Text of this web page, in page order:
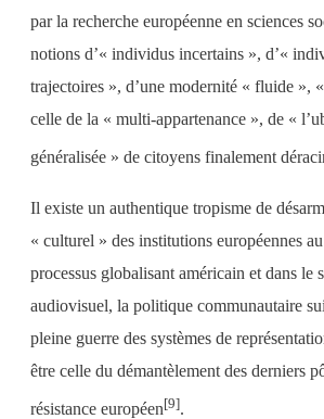
par la recherche européenne en sciences
notions d’« individus incertains », d’«
trajectoires », d’une modernité « fluide »,
celle de la « multi-appartenance », de «
généralisée » de citoyens finalement
Il existe un authentique tropisme de
« culturel » des institutions européennes
processus globalisant américain et dans le
audiovisuel, la politique communautaire
pleine guerre des systèmes de
être celle du démantèlement des derniers
résistance européen[9].